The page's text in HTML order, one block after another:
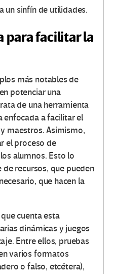
un sinfín de utilidades.
para facilitar la
más notables de
potenciar una
de una herramienta
enfocada a facilitar el
maestros. Asimismo,
el proceso de
alumnos. Esto lo
de recursos, que pueden
que hacen la
cuenta esta
dinámicas y juegos
Entre ellos, pruebas
varios formatos
o falso, etcétera),